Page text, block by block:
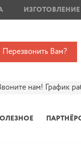
Перезвонить Вам?
нам! График